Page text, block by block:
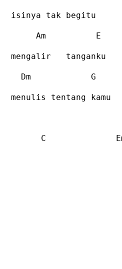
isinya tak begitu
Am E
mengalir tanganku
Dm G
menulis tentang kamu
C